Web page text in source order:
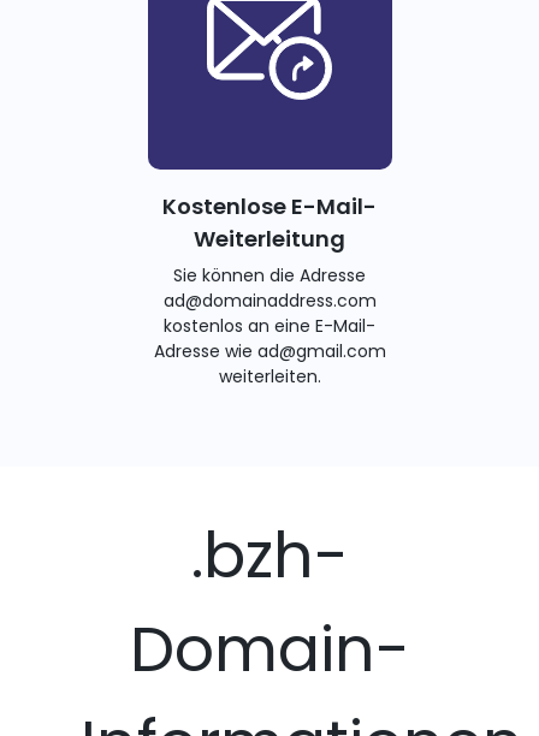
Kostenlose E-Mail-
Weiterleitung
Sie können die Adresse
ad@domainaddress.com
kostenlos an eine E-Mail-
Adresse wie ad@gmail.com
weiterleiten.
.bzh-
Domain-